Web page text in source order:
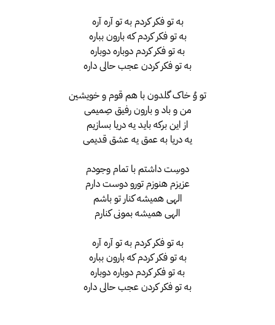
به تو فکر کردم به تو آره آره
به تو فکر کردم که بارون بباره
به تو فکر کردم دوباره دوباره
به تو فکر کردن عجب حالی داره
تو وُ خاک گلدون با هم قوم و خویشین
من و باد و بارون رفیق صِمیمی
از این برکه باید یه دریا بسازیم
یه دریا به عمق یه عشق قدیمی
دوسِت داشتم با تمام وجودم
عزیزم هنوزم تورو دوست دارم
الهی همیشه کنار تو باشم
الهی همیشه بمونی کنارم
به تو فکر کردم به تو آره آره
به تو فکر کردم که بارون بباره
به تو فکر کردم دوباره دوباره
به تو فکر کردن عجب حالی داره